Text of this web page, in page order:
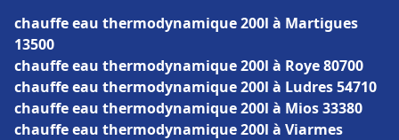
chauffe eau thermodynamique 200l à Martigues
13500
chauffe eau thermodynamique 200l à Roye 80700
chauffe eau thermodynamique 200l à Ludres 54710
chauffe eau thermodynamique 200l à Mios 33380
chauffe eau thermodynamique 200l à Viarmes